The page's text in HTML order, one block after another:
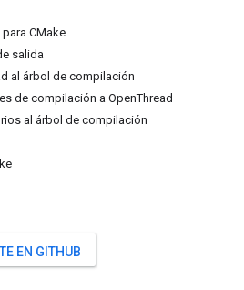
CMake
salida
al árbol de compilación
de compilación a OpenThread
al árbol de compilación
EN GITHUB